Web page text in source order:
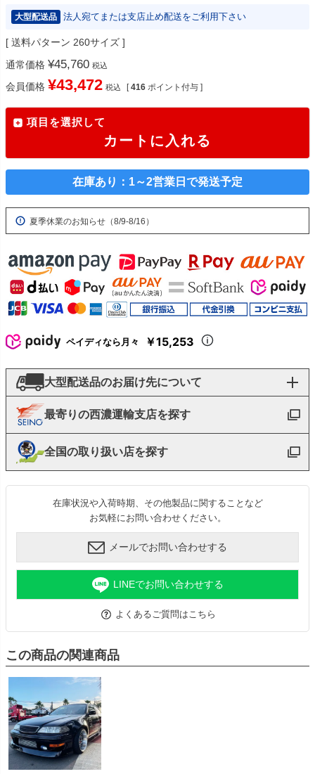
大型配送品 法人宛てまたは支店止め配送をご利用下さい
送料パターン 260サイズ
通常価格 ¥45,760 税込
会員価格 ¥43,472 税込 [ 416 ポイント付与 ]
項目を選択して
カートに入れる
在庫あり：1～2営業日で発送予定
夏季休業のお知らせ（8/9-8/16）
ペイディなら月々 ￥15,253
大型配送品のお届け先について
最寄りの西濃運輸支店を探す
全国の取り扱い店を探す
在庫状況や入荷時期、その他製品に関することなど
お気軽にお問い合わせください。
メールでお問い合わせする
LINEでお問い合わせする
よくあるご質問はこちら
この商品の関連商品